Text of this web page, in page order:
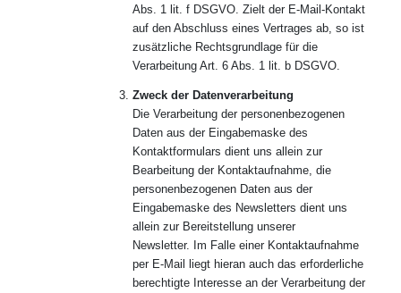
Abs. 1 lit. f DSGVO. Zielt der E-Mail-Kontakt
auf den Abschluss eines Vertrages ab, so ist
zusätzliche Rechtsgrundlage für die
Verarbeitung Art. 6 Abs. 1 lit. b DSGVO.
Zweck der Datenverarbeitung
Die Verarbeitung der personenbezogenen
Daten aus der Eingabemaske des
Kontaktformulars dient uns allein zur
Bearbeitung der Kontaktaufnahme, die
personenbezogenen Daten aus der
Eingabemaske des Newsletters dient uns
allein zur Bereitstellung unserer
Newsletter. Im Falle einer Kontaktaufnahme
per E-Mail liegt hieran auch das erforderliche
berechtigte Interesse an der Verarbeitung der